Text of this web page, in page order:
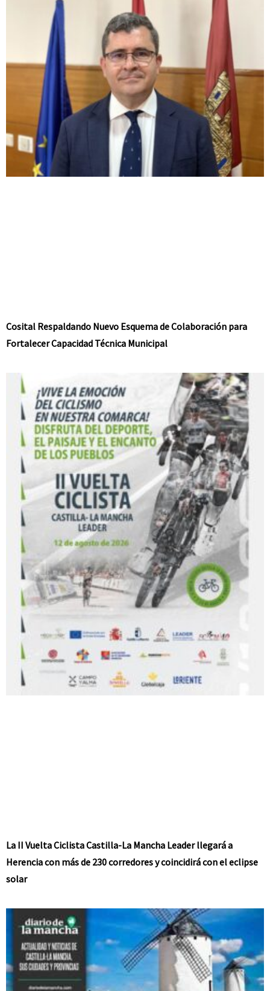
Cosital Respaldando Nuevo Esquema de Colaboración para
Fortalecer Capacidad Técnica Municipal
La II Vuelta Ciclista Castilla-La Mancha Leader llegará a
Herencia con más de 230 corredores y coincidirá con el eclipse
solar